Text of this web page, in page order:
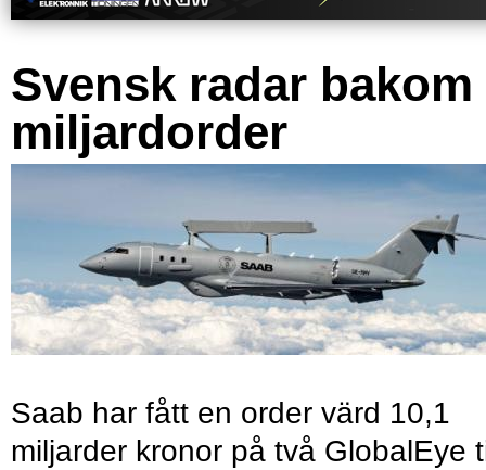
Svensk radar bakom
miljardorder
Saab har fått en order värd 10,1
miljarder kronor på två GlobalEye